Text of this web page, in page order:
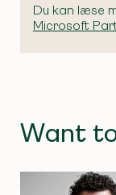
Du kan læse
Microsoft
Want